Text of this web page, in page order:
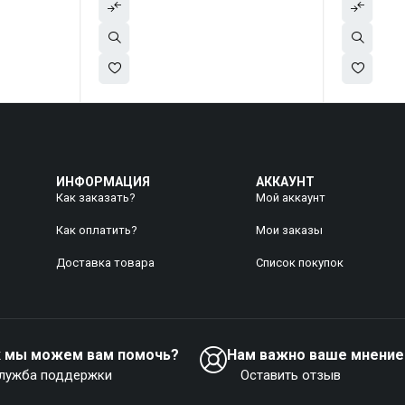
ИНФОРМАЦИЯ
Как заказать?
Как оплатить?
Доставка товара
АККАУНТ
Мой аккаунт
Mои заказы
Список покупок
мы можем вам помочь?
поддержки
Нам важно ваше
Оставить отзыв